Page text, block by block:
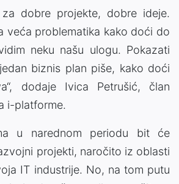
dobre projekte, dobre ideje.
veća problematika kako doći do
neku našu ulogu. Pokazati
biznis plan piše, kako doći
dodaje Ivica Petrušić, član
i-platforme.
u narednom periodu bit će
projekti, naročito iz oblasti
IT industrije. No, na tom putu